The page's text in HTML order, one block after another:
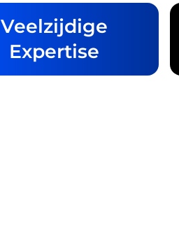
Veelzijdige
Expertise